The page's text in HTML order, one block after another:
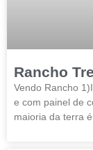
Rancho
Vendo Rancho
e com painel de
maioria da terra